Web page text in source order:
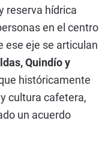
reserva hídrica
en el centro
ese eje se articulan
Quindío y
históricamente
cultura cafetera,
un acuerdo